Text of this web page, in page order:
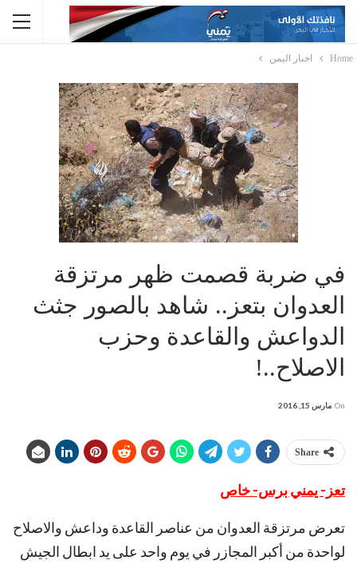
Home اخبار اليمن
في ضربة قصمت ظهر مرتزقة
العدوان بتعز.. شاهد بالصور جثث
الدواعش والقاعدة وحزب
الاصلاح..!
On مارس 15, 2016
Share
تعز- يمني برس- خاص
تعرض مرتزقة العدوان من عناصر القاعدة وداعش والاصلاح
لواحدة من أكبر المجازر في يوم واحد على يد ابطال الجيش